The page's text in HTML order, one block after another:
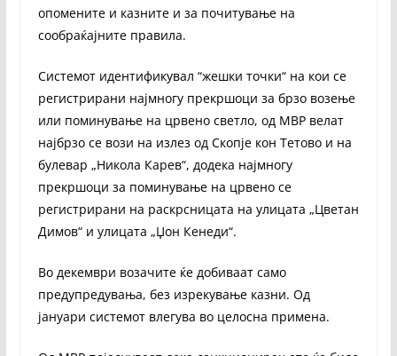
опомените и казните и за почитување на
сообраќајните правила.
Системот идентификувал “жешки точки“ на кои се
регистрирани најмногу прекршоци за брзо возење
или поминување на црвено светло, од МВР велат
најбрзо се вози на излез од Скопје кон Тетово и на
булевар „Никола Карев“, додека најмногу
прекршоци за поминување на црвено се
регистрирани на раскрсницата на улицата „Цветан
Димов“ и улицата „Џон Кенеди“.
Во декември возачите ќе добиваат само
предупредувања, без изрекување казни. Од
јануари системот влегува во целосна примена.